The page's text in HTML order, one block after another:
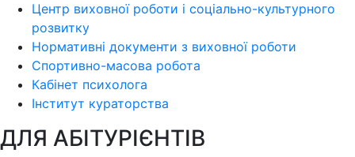
Центр виховної роботи і соціально-культурного
розвитку
Нормативні документи з виховної роботи
Спортивно-масова робота
Кабінет психолога
Інститут кураторства
ДЛЯ АБІТУРІЄНТІВ